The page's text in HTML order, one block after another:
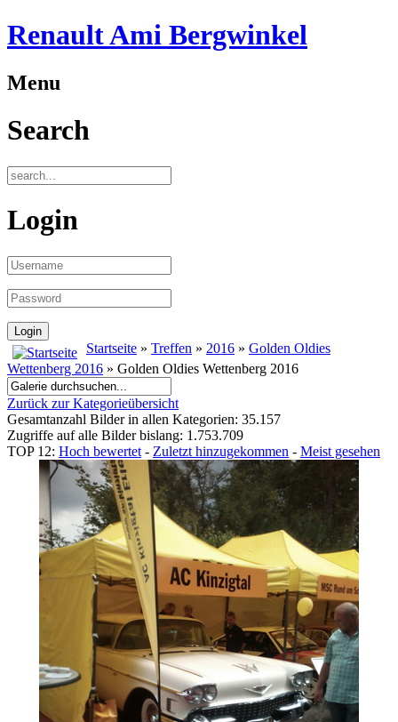
Renault Ami Bergwinkel
Menu
Search
Login
Startseite » Treffen » 2016 » Golden Oldies
Wettenberg 2016 » Golden Oldies Wettenberg 2016
Zurück zur Kategorieübersicht
Gesamtanzahl Bilder in allen Kategorien: 35.157
Zugriffe auf alle Bilder bislang: 1.753.709
TOP 12: Hoch bewertet - Zuletzt hinzugekommen - Meist gesehen